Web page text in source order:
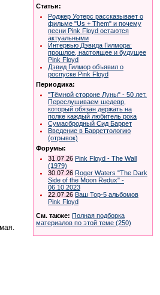
Статьи:
Роджер Уотерс рассказывает о
фильме "Us + Them" и почему
песни Pink Floyd остаются
актуальными
Интервью Дэвида Гилмора:
прошлое, настоящее и будущее
Pink Floyd
Дэвид Гилмор объявил о
роспуске Pink Floyd
Периодика:
"Тёмной стороне Луны" - 50 лет.
Переслушиваем шедевр,
который обязан держать на
полке каждый любитель рока
Сумасбродный Сид Баррет
Bведение в Барреттологию
(отрывок)
Форумы:
31.07.26 Pink Floyd - The Wall
(1979)
30.07.26 Roger Waters "The Dark
Side of the Moon Redux" -
06.10.2023
22.07.26 Ваш Top-5 альбомов
Pink Floyd
См. также: Полная подборка
материалов по этой теме (250)